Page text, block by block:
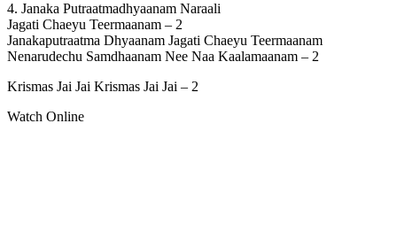
4. Janaka Putraatmadhyaanam Naraali
Jagati Chaeyu Teermaanam – 2
Janakaputraatma Dhyaanam Jagati Chaeyu Teermaanam
Nenarudechu Samdhaanam Nee Naa Kaalamaanam – 2
Krismas Jai Jai Krismas Jai Jai – 2
Watch Online